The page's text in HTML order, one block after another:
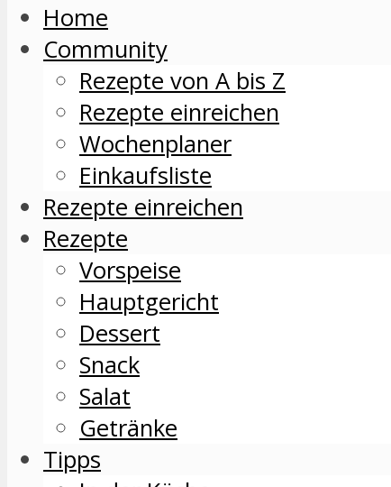
Home
Community
Rezepte von A bis Z
Rezepte einreichen
Wochenplaner
Einkaufsliste
Rezepte einreichen
Rezepte
Vorspeise
Hauptgericht
Dessert
Snack
Salat
Getränke
Tipps